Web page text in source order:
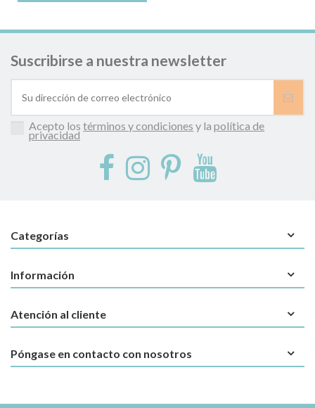
Suscribirse a nuestra newsletter
Acepto lostérminos y condiciones y lapolítica de
privacidad
Categorías
Información
Atención al cliente
Póngase en contacto con nosotros